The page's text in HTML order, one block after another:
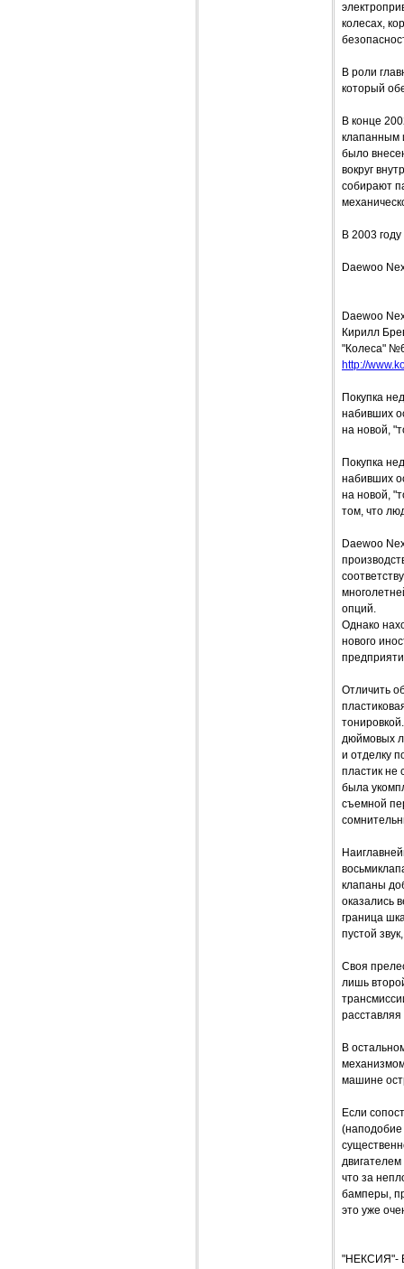
колесах,
В роли
который
В конце
клапанным
было
вокруг
собирают
В 2003
Daewoo
Daewoo
Кирилл
"Колеса"
http://
Покупка
набивших
на новой,
Покупка
набивших
на новой,
том, что
Daewoo
опций.
Однако
нового
Отличить
дюймовых
и отделку
пластик не
была
съемной
клапаны
оказались
граница
пустой
Своя
лишь
В
машине
Если
(наподобие
что за
бамперы,
это уже
"НЕКСИЯ"-